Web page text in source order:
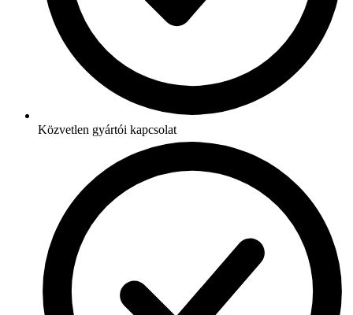
Közvetlen gyártói kapcsolat